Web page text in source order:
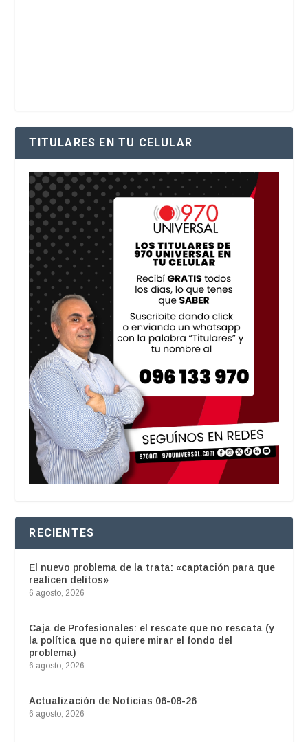
TITULARES EN TU CELULAR
RECIENTES
El nuevo problema de la trata: «captación para que
realicen delitos»
6 agosto, 2026
Caja de Profesionales: el rescate que no rescata (y
la política que no quiere mirar el fondo del
problema)
6 agosto, 2026
Actualización de Noticias 06-08-26
6 agosto, 2026